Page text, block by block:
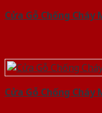
Cửa Gỗ Chống Cháy
Cửa Gỗ Chống Cháy